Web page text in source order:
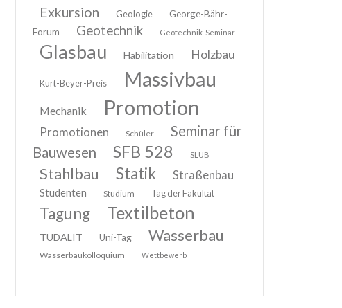
Exkursion Geologie
George-Bähr-
Forum
Geotechnik Geotechnik-Seminar
Glasbau Habilitation Holzbau
Kurt-Beyer-Preis Massivbau
Mechanik Promotion
Promotionen Schüler
Seminar für
Bauwesen
SFB 528 SLUB
Stahlbau Statik Straßenbau
Studenten Studium Tag der Fakultät
Tagung Textilbeton
TUDALIT Uni-Tag Wasserbau
Wasserbaukolloquium Wettbewerb